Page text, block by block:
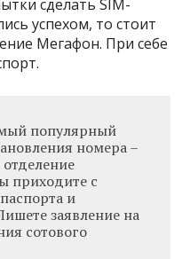
сделать SIM-
успехом, то стоит
Мегафон. При себе
популярный
номера –
приходите с
и
заявление на
сотового